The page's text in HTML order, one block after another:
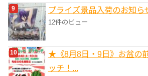
プライズ景品入荷のお知ら
12件のビュー
★《8月8日・9日》お盆の
ッチ！...